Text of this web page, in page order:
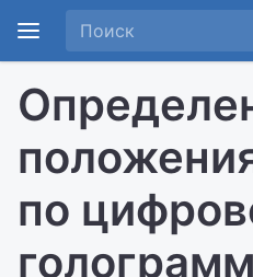
по